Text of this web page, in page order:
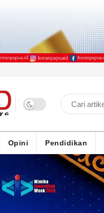
Opini Pendidikan